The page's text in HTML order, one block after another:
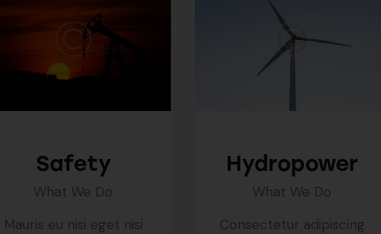
Safety
What We Do
Mauris eu nisi eget nisi
Hydropower
What We Do
Consectetur adipiscing